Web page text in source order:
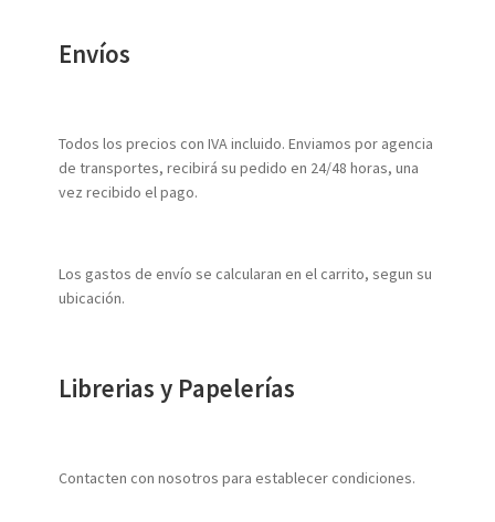
Envíos
Todos los precios con IVA incluido. Enviamos por agencia
de transportes, recibirá su pedido en 24/48 horas, una
vez recibido el pago.
Los gastos de envío se calcularan en el carrito, segun su
ubicación.
Librerias y Papelerías
Contacten con nosotros para establecer condiciones.